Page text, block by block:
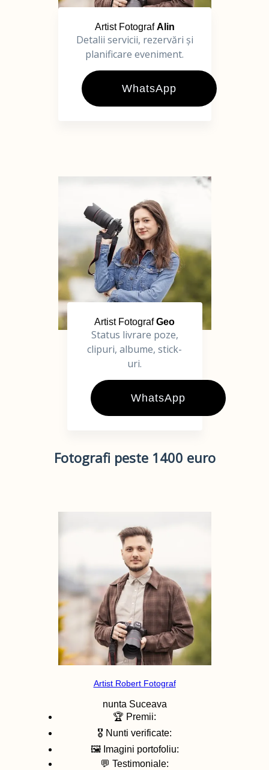
Artist FotografAlin
Detalii servicii, rezervări și
planificare eveniment.
WhatsApp
Artist FotografGeo
Status livrare poze,
clipuri, albume, stick-
uri.
WhatsApp
Fotografi peste 1400 euro
Artist Robert Fotograf
nunta Suceava
🏆 Premii:
🎖️ Nunti verificate:
🖼️ Imagini portofoliu:
💬 Testimoniale: